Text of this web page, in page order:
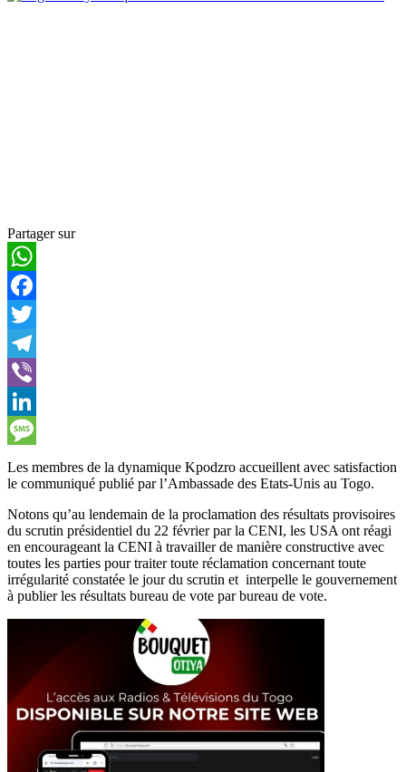
Partager sur
WhatsApp
Facebook
Twitter
Telegram
Viber
LinkedIn
Message
Les membres de la dynamique Kpodzro accueillent avec satisfaction
le communiqué publié par l’Ambassade des Etats-Unis au Togo.
Notons qu’au lendemain de la proclamation des résultats provisoires
du scrutin présidentiel du 22 février par la CENI, les USA ont réagi
en encourageant la CENI à travailler de manière constructive avec
toutes les parties pour traiter toute réclamation concernant toute
irrégularité constatée le jour du scrutin et interpelle le gouvernement
à publier les résultats bureau de vote par bureau de vote.